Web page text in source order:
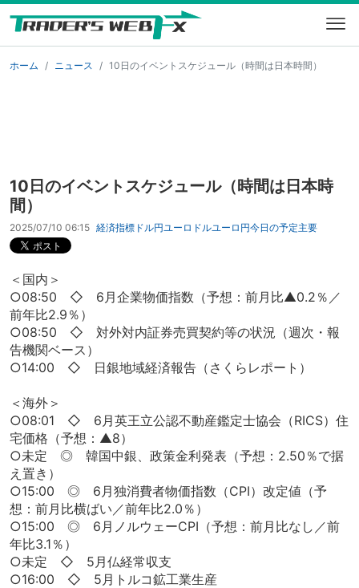
ホーム ニュース 10日のイベントスケジュール（時間は日本時間）
10日のイベントスケジュール（時間は日本時
間）
2025/07/10 06:15 経済指標 ドル円ユーロドルユーロ円今日の予定主要
＜国内＞
○08:50 ◇ 6月企業物価指数（予想：前月比▲0.2％／
前年比2.9％）
○08:50 ◇ 対外対内証券売買契約等の状況（週次・報
告機関ベース）
○14:00 ◇ 日銀地域経済報告（さくらレポート）
＜海外＞
○08:01 ◇ 6月英王立公認不動産鑑定士協会（RICS）住
宅価格（予想：▲8）
○未定 ◎ 韓国中銀、政策金利発表（予想：2.50％で据
え置き）
○15:00 ◎ 6月独消費者物価指数（CPI）改定値（予
想：前月比横ばい／前年比2.0％）
○15:00 ◎ 6月ノルウェーCPI（予想：前月比なし／前
年比3.1％）
○未定 ◇ 5月仏経常収支
○16:00 ◇ 5月トルコ鉱工業生産